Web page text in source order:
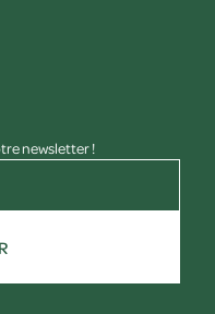
newsletter !